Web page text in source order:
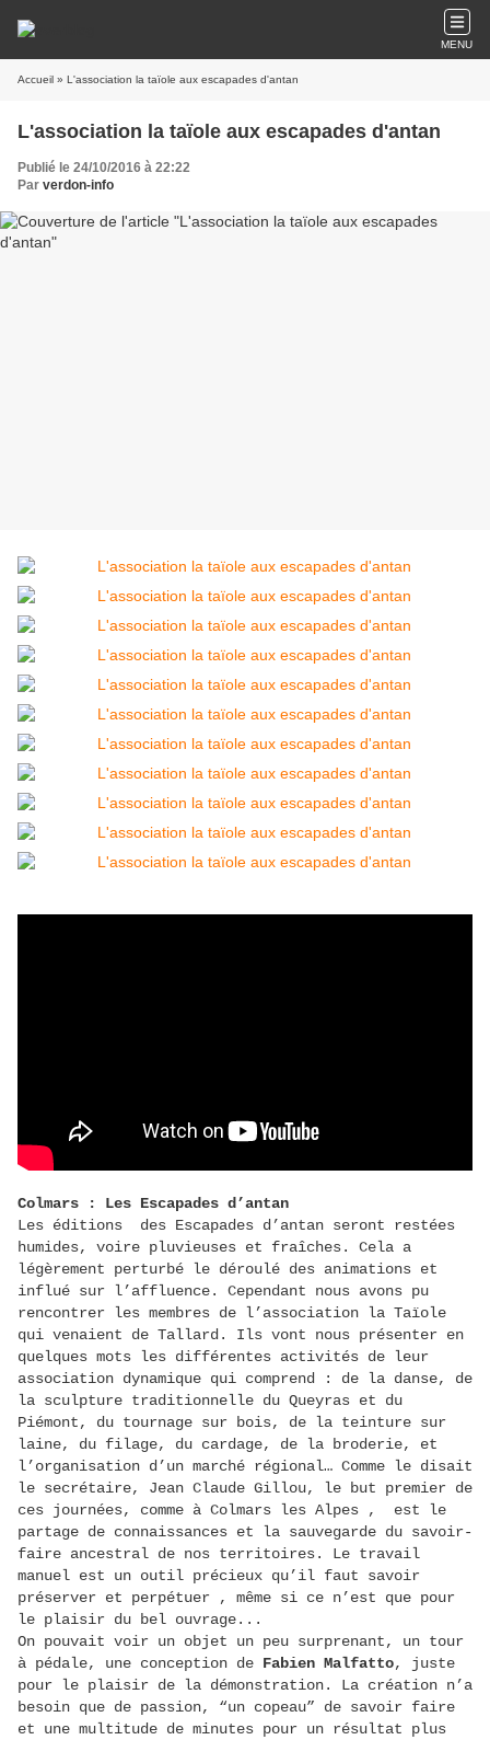
MENU
Accueil » L'association la taïole aux escapades d'antan
L'association la taïole aux escapades d'antan
Publié le 24/10/2016 à 22:22
Par verdon-info
Colmars : Les Escapades d’antan
Les éditions des Escapades d’antan seront restées
humides, voire pluvieuses et fraîches. Cela a
légèrement perturbé le déroulé des animations et
influé sur l’affluence. Cependant nous avons pu
rencontrer les membres de l’association la Taïole
qui venaient de Tallard. Ils vont nous présenter en
quelques mots les différentes activités de leur
association dynamique qui comprend : de la danse, de
la sculpture traditionnelle du Queyras et du
Piémont, du tournage sur bois, de la teinture sur
laine, du filage, du cardage, de la broderie, et
l’organisation d’un marché régional… Comme le disait
le secrétaire, Jean Claude Gillou, le but premier de
ces journées, comme à Colmars les Alpes , est le
partage de connaissances et la sauvegarde du savoir-
faire ancestral de nos territoires. Le travail
manuel est un outil précieux qu’il faut savoir
préserver et perpétuer , même si ce n’est que pour
le plaisir du bel ouvrage...
On pouvait voir un objet un peu surprenant, un tour
à pédale, une conception de Fabien Malfatto, juste
pour le plaisir de la démonstration. La création n’a
besoin que de passion, “un copeau” de savoir faire
et une multitude de minutes pour un résultat plus